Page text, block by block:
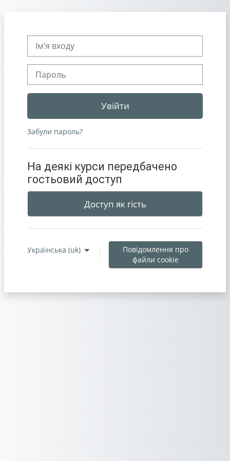
Увійти
Забули пароль?
На деякі курси передбачено
гостьовий доступ
Доступ як гість
Українська ‎(uk)‎
Повідомлення про
файли cookie